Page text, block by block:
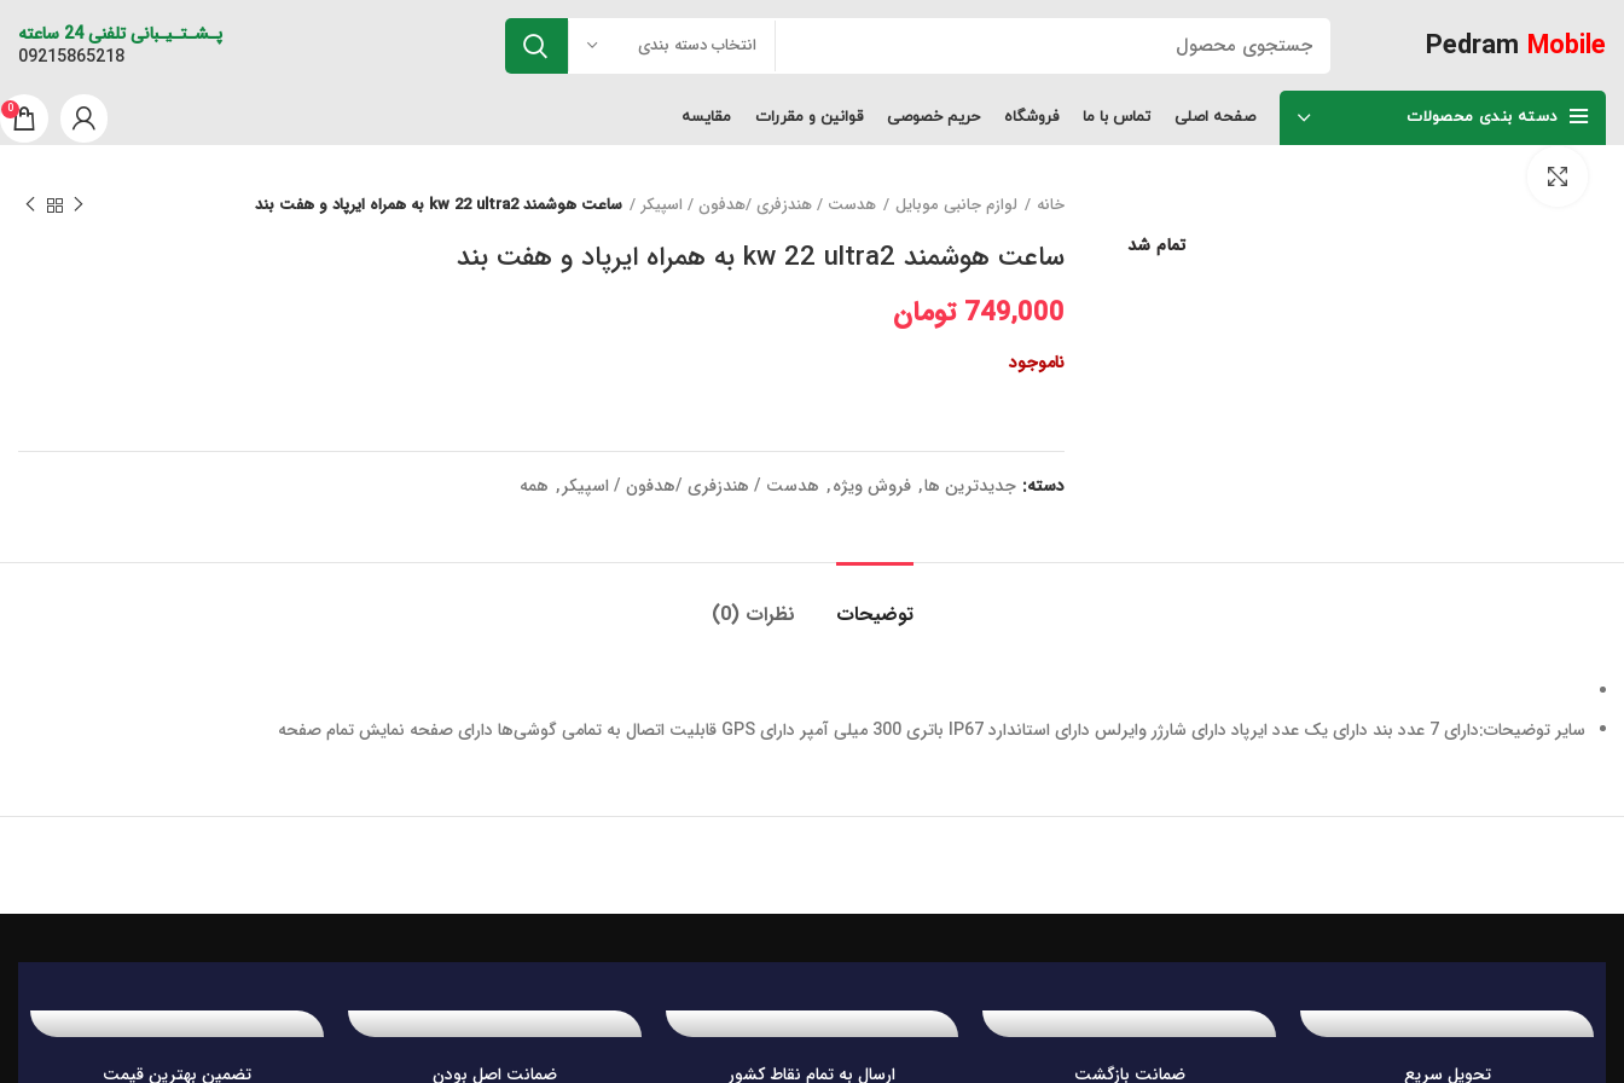
Pedram Mobile انتخاب دسته بندی
پـشـتـیـبانی تلفنی 24 ساعته
09215865218
دسته بندی محصولات صفحه اصلی تماس با ما فروشگاه حریم خصوصی قوانین و مقررات مقایسه 0
تمام شد
خانه
لوازم جانبی موبایل هدست / هندزفری /هدفون / اسپیکر ساعت هوشمند kw 22 ultra2 به همراه ایرپاد و هفت بند
ساعت هوشمند kw 22 ultra2 به همراه ایرپاد و هفت بند
749,000 تومان
ناموجود
دسته: جدیدترین ها, فروش ویژه, هدست / هندزفری /هدفون / اسپیکر, همه
توضیحات نظرات (0)
سایر توضیحات:دارای 7 عدد بند دارای یک عدد ایرپاد دارای شارژر وایرلس دارای استاندارد IP67 باتری 300 میلی آمپر دارای GPS قابلیت اتصال به تمامی گوشی‌ها دارای صفحه نمایش تمام صفحه
تحویل سریع ضمانت بازگشت ارسال به تمام نقاط کشور ضمانت اصل بودن تضمین بهترین قیمت